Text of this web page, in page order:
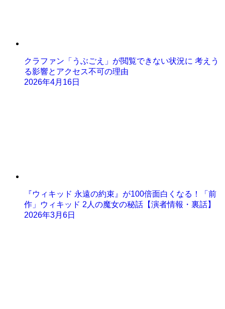
クラファン「うぶごえ」が閲覧できない状況に 考えう
る影響とアクセス不可の理由
2026年4月16日
『ウィキッド 永遠の約束』が100倍面白くなる！「前
作」ウィキッド 2人の魔女の秘話【演者情報・裏話】
2026年3月6日